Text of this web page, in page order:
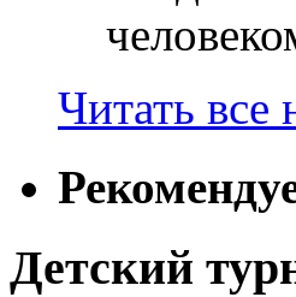
Читать все
Детский